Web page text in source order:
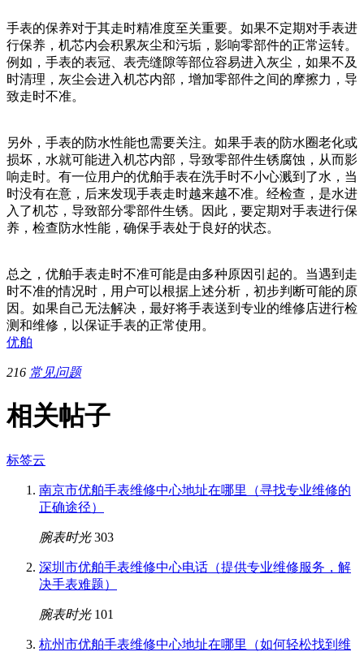
手表的保养对于其走时精准度至关重要。如果不定期对手表进
行保养，机芯内会积累灰尘和污垢，影响零部件的正常运转。
例如，手表的表冠、表壳缝隙等部位容易进入灰尘，如果不及
时清理，灰尘会进入机芯内部，增加零部件之间的摩擦力，导
致走时不准。
另外，手表的防水性能也需要关注。如果手表的防水圈老化或
损坏，水就可能进入机芯内部，导致零部件生锈腐蚀，从而影
响走时。有一位用户的优舶手表在洗手时不小心溅到了水，当
时没有在意，后来发现手表走时越来越不准。经检查，是水进
入了机芯，导致部分零部件生锈。因此，要定期对手表进行保
养，检查防水性能，确保手表处于良好的状态。
总之，优舶手表走时不准可能是由多种原因引起的。当遇到走
时不准的情况时，用户可以根据上述分析，初步判断可能的原
因。如果自己无法解决，最好将手表送到专业的维修店进行检
测和维修，以保证手表的正常使用。
优舶
216 常见问题
相关帖子
标签云
南京市优舶手表维修中心地址在哪里（寻找专业维修的
正确途径）
腕表时光 303
深圳市优舶手表维修中心电话（提供专业维修服务，解
决手表难题）
腕表时光 101
杭州市优舶手表维修中心地址在哪里（如何轻松找到维